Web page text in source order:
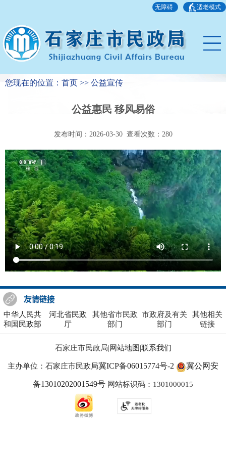
无障碍 适老模式
您现在的位置：首页 >> 公益宣传
公益惠民 移风易俗
发布时间：2026-03-30 查看次数： 280
中华人民共
和国民政部
河北省民政
厅
其他省市民政
部门
市政府及有关
部门
其他相关
链接
石家庄市民政局|网站地图 |联系我们
主办单位：石家庄市民政局冀ICP备06015774号-2 冀公网安
备13010202001549号 网站标识码：1301000015